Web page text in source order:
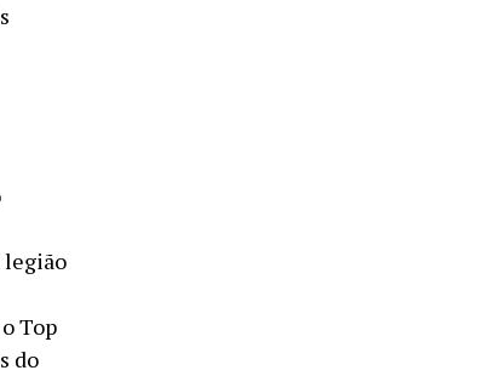
legião
Top
do